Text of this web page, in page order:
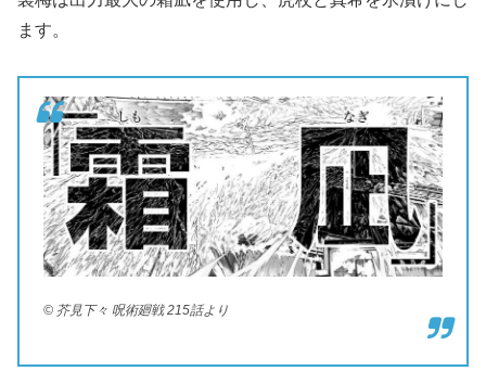
ます。
© 芥見下々 呪術廻戦 215話より